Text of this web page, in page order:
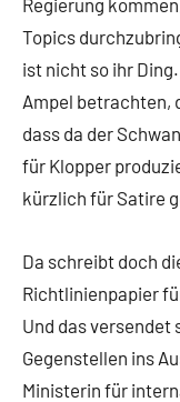
Regierung
Topics
ist nicht so ihr
Ampel betrachten,
dass da der
für Klopper
kürzlich für Satire
Da schreibt doch
Richtlinienpapier
Und das versendet
Gegenstellen ins
Ministerin für